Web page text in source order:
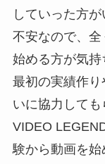
していった方
不安なので、
始める方が気持
最初の実績作
いに協力して
VIDEO
験から動画を